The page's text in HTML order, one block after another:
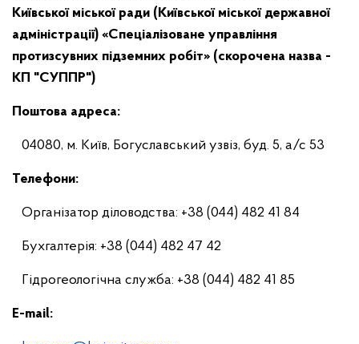
Київської міської ради (Київської міської державної
адміністрації) «Спеціалізоване управління
протизсувних підземних робіт» (скорочена назва -
КП "СУППР")
Поштова адреса:
04080, м. Київ, Богуславський узвіз, буд. 5, а/с 53
Телефони:
Організатор діловодства: +38 (044) 482 41 84
Бухгалтерія: +38 (044) 482 47 42
Гідрогеологічна служба: +38 (044) 482 41 85
E-mail: